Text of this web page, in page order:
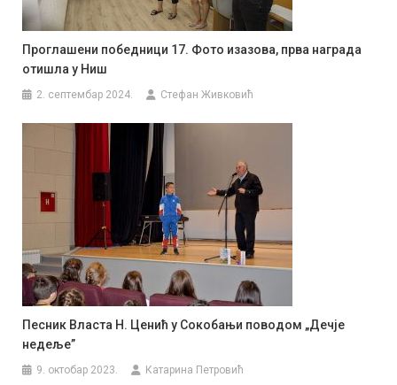
Проглашени победници 17. Фото изазова, прва награда
отишла у Ниш
2. септембар 2024. Стефан Живковић
Песник Власта Н. Ценић у Сокобањи поводом „Дечје
недеље”
9. октобар 2023. Катарина Петровић